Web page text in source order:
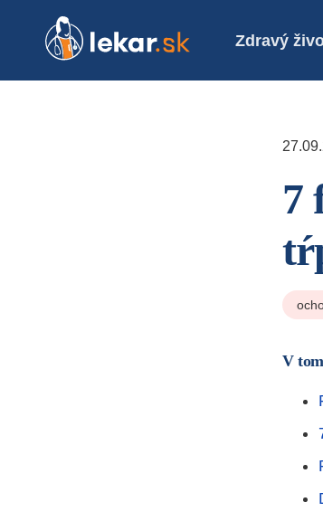
Zdravý
7
V